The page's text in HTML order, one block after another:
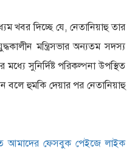
খবর দিচ্ছে যে, নেতানিয়াহু তার
মন্ত্রিসভার অন্যতম সদস্য
মধ্যে সুনির্দিষ্ট পরিকল্পনা উপস্থিত
বলে হুমকি দেয়ার পর নেতানিয়াহু
আমাদের ফেসবুক পেইজে লাইক